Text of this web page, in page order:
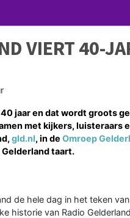
VIERT 40-
jaar en dat wordt groots
met kijkers, luisteraars
gld.nl, in de Omroep
taart.
de hele dag in het teken
historie van Radio